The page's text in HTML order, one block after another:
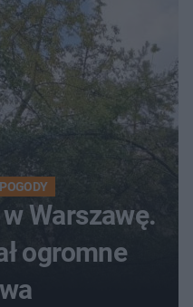
Warszawę.
ogromne